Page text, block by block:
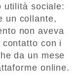
utilità sociale:
un collante,
non aveva
con i
da un mese
online.